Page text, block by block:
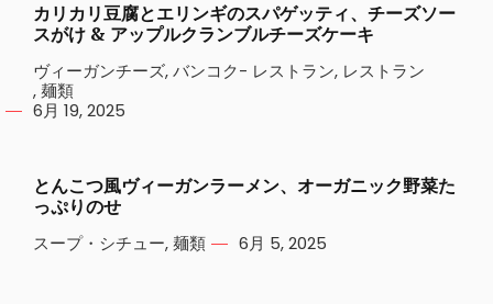
カリカリ豆腐とエリンギのスパゲッティ、チーズソー
スがけ & アップルクランブルチーズケーキ
ヴィーガンチーズ,バンコク- レストラン, レストラン
,麺類
6月 19, 2025
とんこつ風ヴィーガンラーメン、オーガニック野菜た
っぷりのせ
スープ・シチュー,麺類 6月 5, 2025